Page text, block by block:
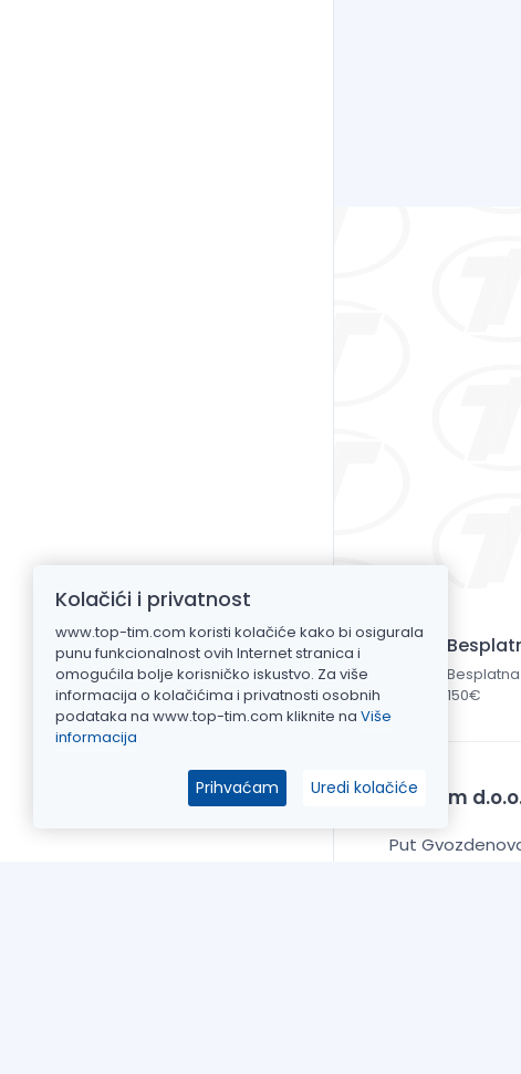
150€
Top Tim
Put
Kolačići i privatnost
www.top-tim.com koristi kolačiće kako bi osigurala
punu funkcionalnost ovih Internet stranica i
omogućila bolje korisničko iskustvo. Za više
informacija o kolačićima i privatnosti osobnih
podataka na www.top-tim.com kliknite na Više
informacija
Prihvaćam Uredi kolačiće